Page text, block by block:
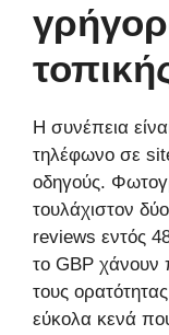
Η συνέπεια
τηλέφωνο σε
οδηγούς.
τουλάχιστον
reviews εντός
το GBP χάνουν
τους
εύκολα κενά